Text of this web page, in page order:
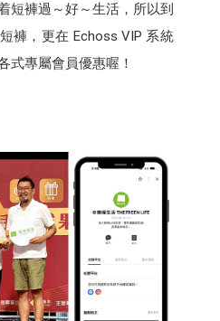
短褲過～好～生活，所以到
褲，更在 Echoss VIP 系統
式專屬會員優惠喔！